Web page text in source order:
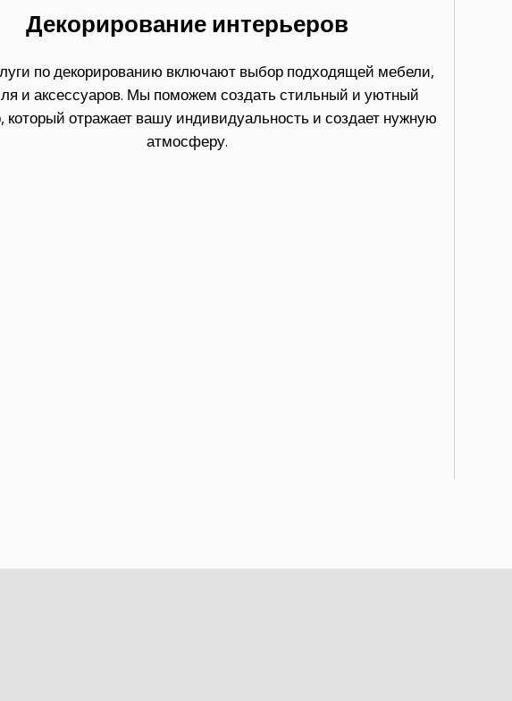
Декорирование интерьеров
по декорированию включают выбор подходящей мебели,
и аксессуаров. Мы поможем создать стильный и уютный
который отражает вашу индивидуальность и создает нужную
атмосферу.